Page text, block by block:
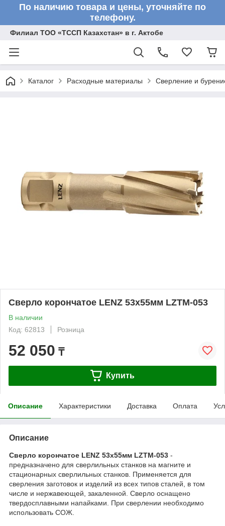
По наличию товара и цены, уточняйте по
телефону.
Филиал ТОО «ТССП Казахстан» в г. Актобе
Каталог Расходные материалы Сверление и
Сверло корончатое LENZ 53х55мм LZTM-053
В наличии
Код: 62813
Розница
52 050 ₸
Купить
Описание Характеристики Доставка Оплата
Описание
Сверло корончатое LENZ 53х55мм LZTM-053 -
предназначено для сверлильных станков на магните и
стационарных сверлильных станков. Применяется для
сверления заготовок и изделий из всех типов сталей, в том
числе и нержавеющей, закаленной. Сверло оснащено
твердосплавными напайками. При сверлении необходимо
использовать СОЖ.